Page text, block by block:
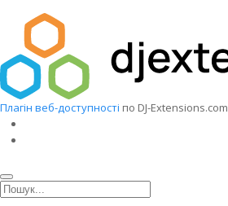
Плагін веб-доступності по DJ-Extensions.com